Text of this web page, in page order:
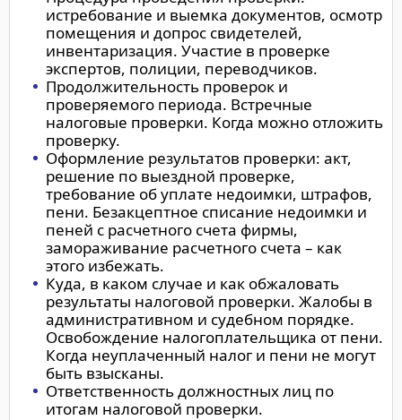
истребование и выемка документов, осмотр
помещения и допрос свидетелей,
инвентаризация. Участие в проверке
экспертов, полиции, переводчиков.
Продолжительность проверок и
проверяемого периода. Встречные
налоговые проверки. Когда можно отложить
проверку.
Оформление результатов проверки: акт,
решение по выездной проверке,
требование об уплате недоимки, штрафов,
пени. Безакцептное списание недоимки и
пеней с расчетного счета фирмы,
замораживание расчетного счета – как
этого избежать.
Куда, в каком случае и как обжаловать
результаты налоговой проверки. Жалобы в
административном и судебном порядке.
Освобождение налогоплательщика от пени.
Когда неуплаченный налог и пени не могут
быть взысканы.
Ответственность должностных лиц по
итогам налоговой проверки.